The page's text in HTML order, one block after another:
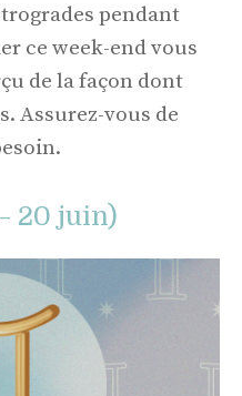
pendant
ce week-end vous
de la façon dont
Assurez-vous de
20 juin)